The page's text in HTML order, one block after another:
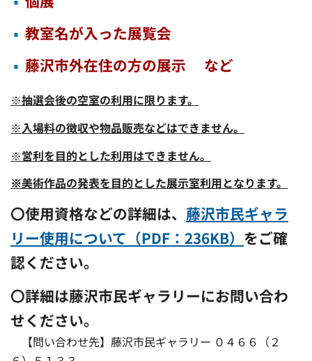
教室名が入った展覧会
藤沢市外在住の方の展示 など
※抽選会後の空室の利用に限ります。
※入場料の徴収や物品販売などはできません。
※営利を目的とした利用はできません。
※美術作品の発表を目的とした展示室利用となります。
〇使用資格などの詳細は、 藤沢市民ギャラ
リー使用について（PDF：236KB） をご確
認ください。
〇詳細は藤沢市民ギャラリーにお問い合わ
せください。
【問い合わせ先】藤沢市民ギャラリー ０４６６（２